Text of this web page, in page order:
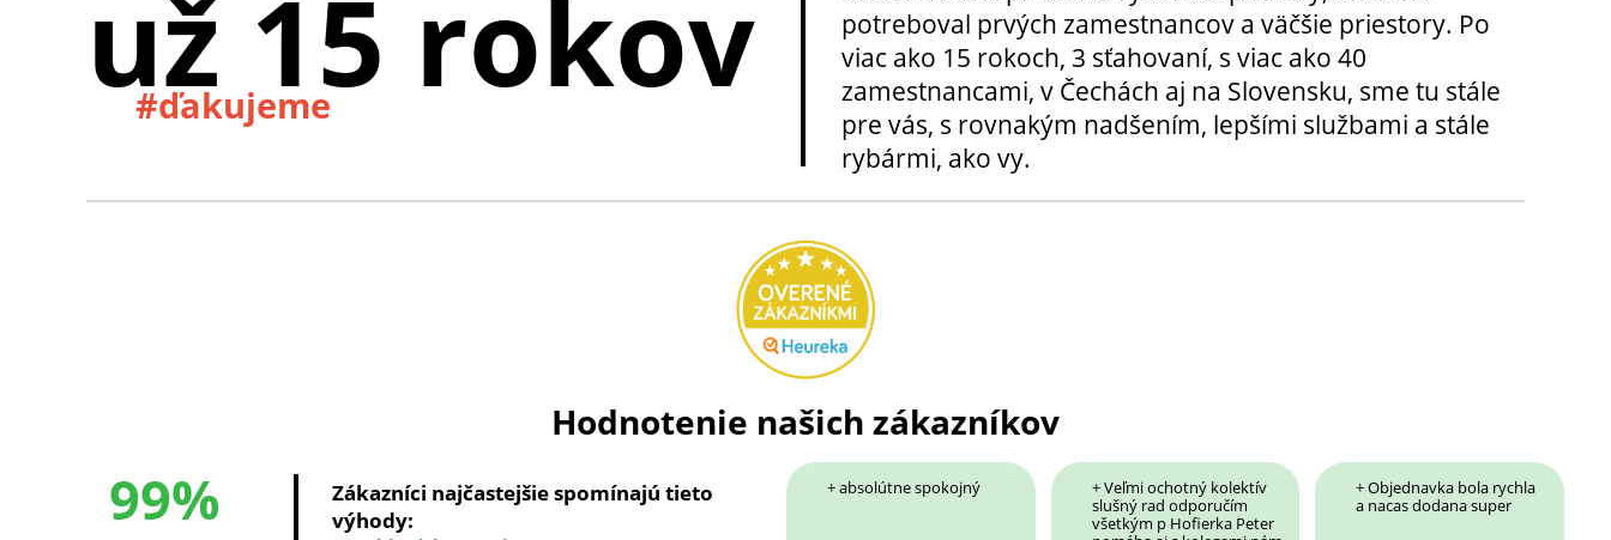
už 15 rokov
#ďakujeme
potreboval prvých zamestnancov a väčšie priestory. Po
viac ako 15 rokoch, 3 sťahovaní, s viac ako 40
zamestnancami, v Čechách aj na Slovensku, sme tu stále
pre vás, s rovnakým nadšením, lepšími službami a stále
rybármi, ako vy.
Hodnotenie našich zákazníkov
99%
Zákazníci najčastejšie spomínajú tieto
výhody:
+ absolútne spokojný
+ Veľmi ochotný kolektív
slušný rad odporučím
všetkým p Hofierka Peter
+ Objednavka bola rychla
a nacas dodana super